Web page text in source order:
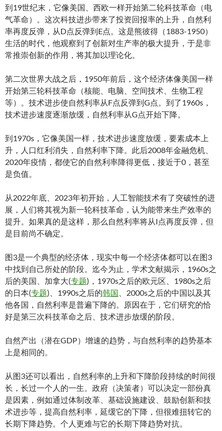
到19世纪末，它像美国、西欧一样开始第二轮科技革命（电
气革命）。这次科技进步带来了投资回报率的上升，自然利
率再度反弹，从D点反弹到E点。这是熊彼得（1883-1950）
生活的时代，他观察到了创新对生产率的极大提升，于是非
常推崇创新的作用，将其加以理论化。
第二次世界大战之后，1950年前后，这个经济体像美国一样
开始第三轮科技革命（核能、电脑、空间技术、生物工程
等）。技术进步使自然利率从F点反弹到G点。到了1960s，
技术进步速度逐渐放缓，自然利率从G点开始下降。
到1970s，它像美国一样，技术进步速度放缓，要素成本上
升，人口红利消失，自然利率下降。此后2008年金融危机、
2020年疫情，都使它的自然利率降得更低，接近于0，甚至
是负值。
从2022年底、2023年初开始，人工智能技术有了突破性的进
展，人们将其视为新一轮科技革命，认为能带来生产效率的
提升。如果真的是这样，那么自然利率将从I点再度反弹，但
是目前尚不确定。
图3是一个典型的经济体，现实中每一个经济体都可以在图3
中找到自己所处的阶段。迄今为止，学术文献揭示，1960s之
后的美国、加拿大(专题)，1970s之后的欧元区、1980s之后
的日本(专题)、1990s之后的韩国 、2000s之后的中国以及其
他各国，自然利率是普遍下降的。原因在于，它们研究的恰
好是第三次科技革命之后、技术进步放缓的阶段。
自然产出（潜在GDP）增速的趋势，与自然利率的趋势基本
上是相同的。
从图3还可以看出，自然利率的上升和下降阶段持续的时间很
长，长过一个人的一生。政府（决策者）可以决定一部份真
是因素，例如通过体制改革、基础设施建设、鼓励创新和技
术进步等，提高自然利率，延缓它的下降，但很难扭转它的
长期下降趋势。个人更难与它的长期下降趋势对抗。